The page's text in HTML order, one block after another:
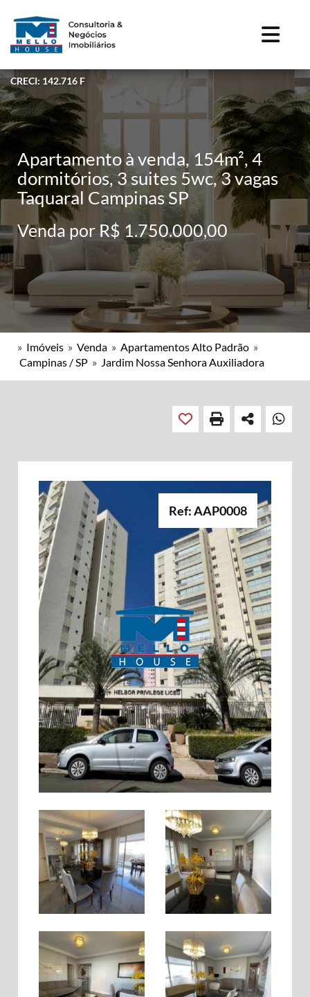
CRECI: 142.716 F
Apartamento à venda, 154m², 4
dormitórios, 3 suites 5wc, 3 vagas
Taquaral Campinas SP
Venda por R$ 1.750.000,00
» Imóveis » Venda » Apartamentos Alto Padrão »
Campinas / SP » Jardim Nossa Senhora Auxiliadora
Ref: AAP0008